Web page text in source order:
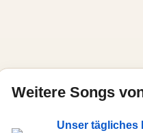
Weitere Songs
Unser tägliches